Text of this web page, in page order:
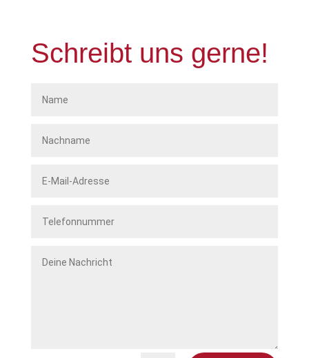
Schreibt uns gerne!